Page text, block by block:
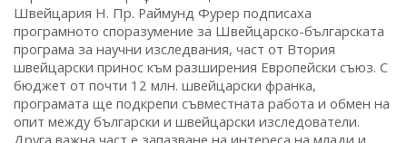
Швейцария Н. Пр. Раймунд Фурер подписаха
програмното споразумение за Швейцарско-българската
програма за научни изследвания, част от Втория
швейцарски принос към разширения Европейски съюз. С
бюджет от почти 12 млн. швейцарски франка,
програмата ще подкрепи съвместната работа и обмен на
опит между български и швейцарски изследователи.
Друга важна част е запазване на интереса на млади и